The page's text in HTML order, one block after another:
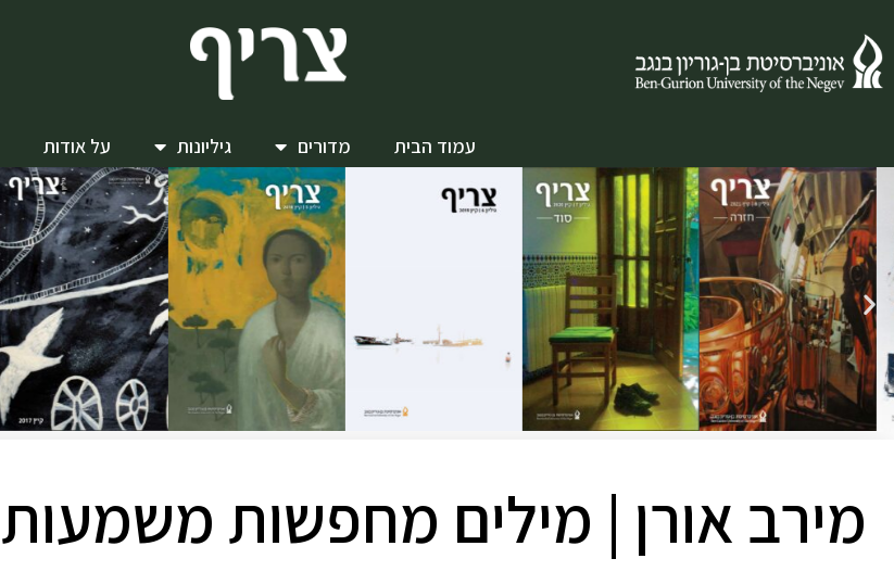
עמוד הבית מדורים גיליונות על אודות
מירב אורן | מילים מחפשות משמעות